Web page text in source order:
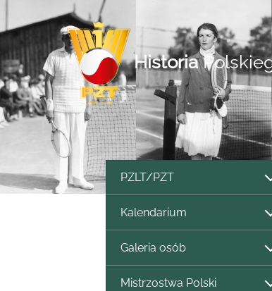
Historia
PZLT/PZT
Kalendarium
Galeria osób
Mistrzostwa Polski